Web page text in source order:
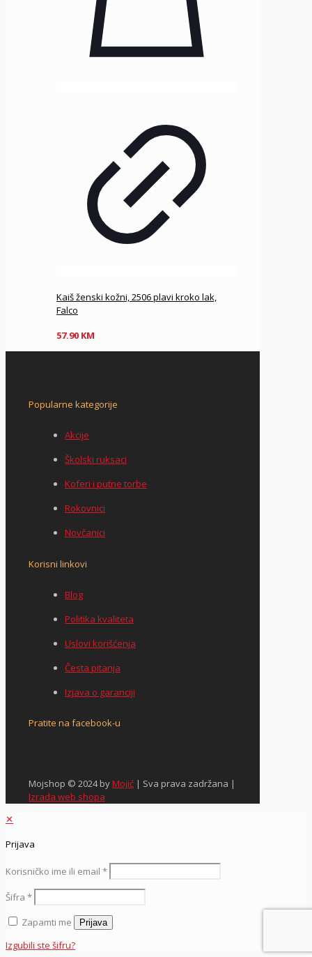
Kaiš ženski kožni, 2506 plavi kroko lak,
Falco
57.90 KM
Popularne kategorije
Akcije
Školski ruksaci
Koferi i putne torbe
Rokovnici
Novčanici
Korisni linkovi
Blog
Politika kvaliteta
Uslovi korišćenja
Česta pitanja
Izjava o garanciji
Pratite na facebook-u
Mojshop © 2024 byMojić | Sva prava zadržana |
Izrada web shopa
✕
Prijava
Korisničko ime ili email *
Šifra *
Zapamti me
Prijava
Izgubili ste šifru?